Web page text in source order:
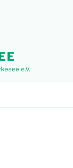
e.V.